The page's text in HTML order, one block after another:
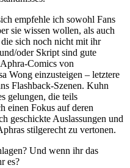
empfehle ich sowohl Fans
sie wissen wollen, als auch
sich noch nicht mit ihr
oder Skript sind gute
Comics von
Wong einzusteigen – letztere
Flashback-Szenen. Kuhn
gelungen, die teils
einen Fokus auf deren
geschickte Auslassungen und
stilgerecht zu vertonen.
Und wenn ihr das
es?